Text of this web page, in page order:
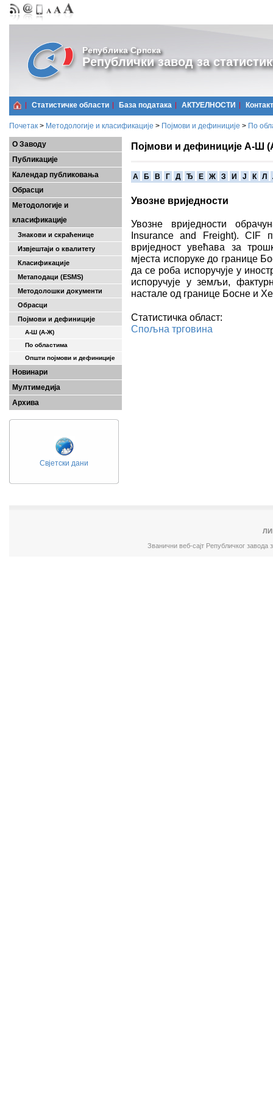
Република Српска
Републички завод за
Статистичке области Базa података АКТУЕЛНОСТИ Контакт
Почетак > Методологије и класификације > Појмови и дефиниције > По
О Заводу
Публикације
Календар публиковања
Обрасци
Методологије и
класификације
Знакови и скраћенице
Извјештаји о квалитету
Класификације
Метаподаци (ESMS)
Методолошки документи
Обрасци
Појмови и дефиниције
А-Ш (A-Ж)
По областима
Општи појмови и дефиниције
Новинари
Мултимедија
Архива
Свјетски дани
Појмови и дефиниције А-Ш
A Б В Г Д Ђ Е Ж З И Ј К Л
Увозне вриједности
Увозне вриједности
Insurance and Freight). CIF
вриједност увећава за
мјеста испоруке до границе
да се роба испоручује у
испоручује у земљи,
настале од границе Босне и
Статистичка област:
Спољна трговина
Званични веб-сајт Републичког